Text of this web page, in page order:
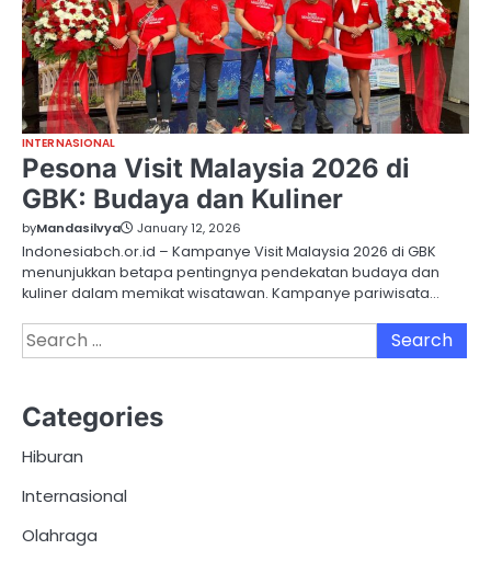
INTERNASIONAL
Pesona Visit Malaysia 2026 di
GBK: Budaya dan Kuliner
byMandasilvya January 12, 2026
Indonesiabch.or.id – Kampanye Visit Malaysia 2026 di GBK
menunjukkan betapa pentingnya pendekatan budaya dan
kuliner dalam memikat wisatawan. Kampanye pariwisata…
Search
for:
Categories
Hiburan
Internasional
Olahraga